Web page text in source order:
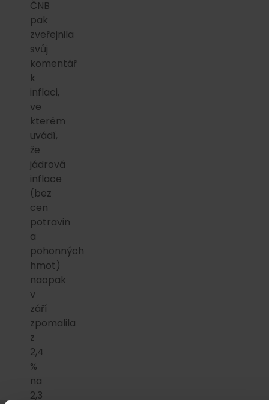
ČNB
pak
zveřejnila
svůj
komentář
k
inflaci,
ve
kterém
uvádí,
že
jádrová
inflace
(bez
cen
potravin
a
pohonných
hmot)
naopak
v
září
zpomalila
z
2,4
%
na
2,3